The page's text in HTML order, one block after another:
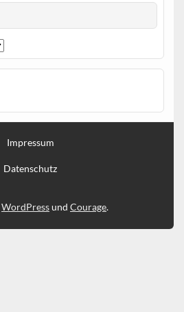
Impressum
Datenschutz
WordPressund Courage.